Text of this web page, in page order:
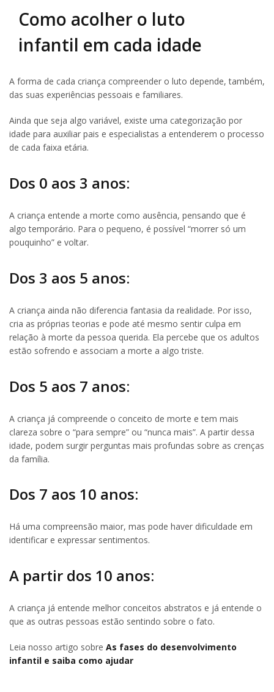
Como acolher o luto
infantil em cada idade
A forma de cada criança compreender o luto depende, também,
das suas experiências pessoais e familiares.
Ainda que seja algo variável, existe uma categorização por
idade para auxiliar pais e especialistas a entenderem o processo
de cada faixa etária.
Dos 0 aos 3 anos:
A criança entende a morte como ausência, pensando que é
algo temporário. Para o pequeno, é possível “morrer só um
pouquinho” e voltar.
Dos 3 aos 5 anos:
A criança ainda não diferencia fantasia da realidade. Por isso,
cria as próprias teorias e pode até mesmo sentir culpa em
relação à morte da pessoa querida. Ela percebe que os adultos
estão sofrendo e associam a morte a algo triste.
Dos 5 aos 7 anos:
A criança já compreende o conceito de morte e tem mais
clareza sobre o “para sempre” ou “nunca mais”. A partir dessa
idade, podem surgir perguntas mais profundas sobre as crenças
da família.
Dos 7 aos 10 anos:
Há uma compreensão maior, mas pode haver dificuldade em
identificar e expressar sentimentos.
A partir dos 10 anos:
A criança já entende melhor conceitos abstratos e já entende o
que as outras pessoas estão sentindo sobre o fato.
Leia nosso artigo sobre As fases do desenvolvimento
infantil e saiba como ajudar